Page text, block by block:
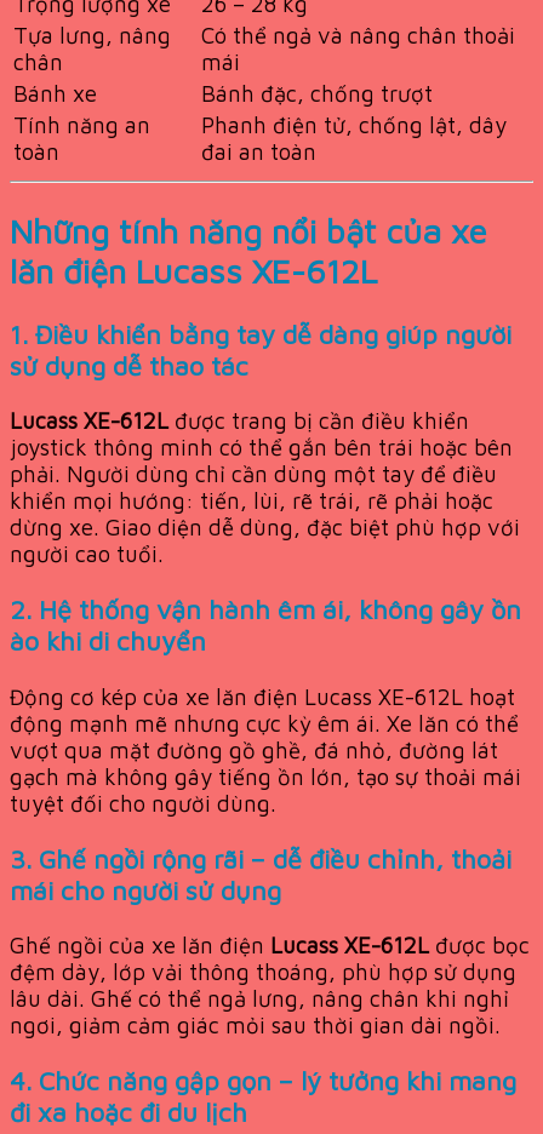
Tựa lưng, nâng
chân
Có thể ngả và nâng chân thoải
mái
Bánh xe
Bánh đặc, chống trượt
Tính năng an
toàn
Phanh điện tử, chống lật, dây
đai an toàn
Những tính năng nổi bật của xe
lăn điện Lucass XE-612L
1. Điều khiển bằng tay dễ dàng giúp người
sử dụng dễ thao tác
Lucass XE-612Lđược trang bị cần điều khiển
joystick thông minh có thể gắn bên trái hoặc bên
phải. Người dùng chỉ cần dùng một tay để điều
khiển mọi hướng: tiến, lùi, rẽ trái, rẽ phải hoặc
dừng xe. Giao diện dễ dùng, đặc biệt phù hợp với
người cao tuổi.
2. Hệ thống vận hành êm ái, không gây ồn
ào khi di chuyển
Động cơ kép của xe lăn điện Lucass XE-612L hoạt
động mạnh mẽ nhưng cực kỳ êm ái. Xe lăn có thể
vượt qua mặt đường gồ ghề, đá nhỏ, đường lát
gạch mà không gây tiếng ồn lớn, tạo sự thoải mái
tuyệt đối cho người dùng.
3. Ghế ngồi rộng rãi – dễ điều chỉnh, thoải
mái cho người sử dụng
Ghế ngồi của xe lăn điện Lucass XE-612Lđược bọc
đệm dày, lớp vải thông thoáng, phù hợp sử dụng
lâu dài. Ghế có thể ngả lưng, nâng chân khi nghỉ
ngơi, giảm cảm giác mỏi sau thời gian dài ngồi.
4. Chức năng gập gọn – lý tưởng khi mang
đi xa hoặc đi du lịch